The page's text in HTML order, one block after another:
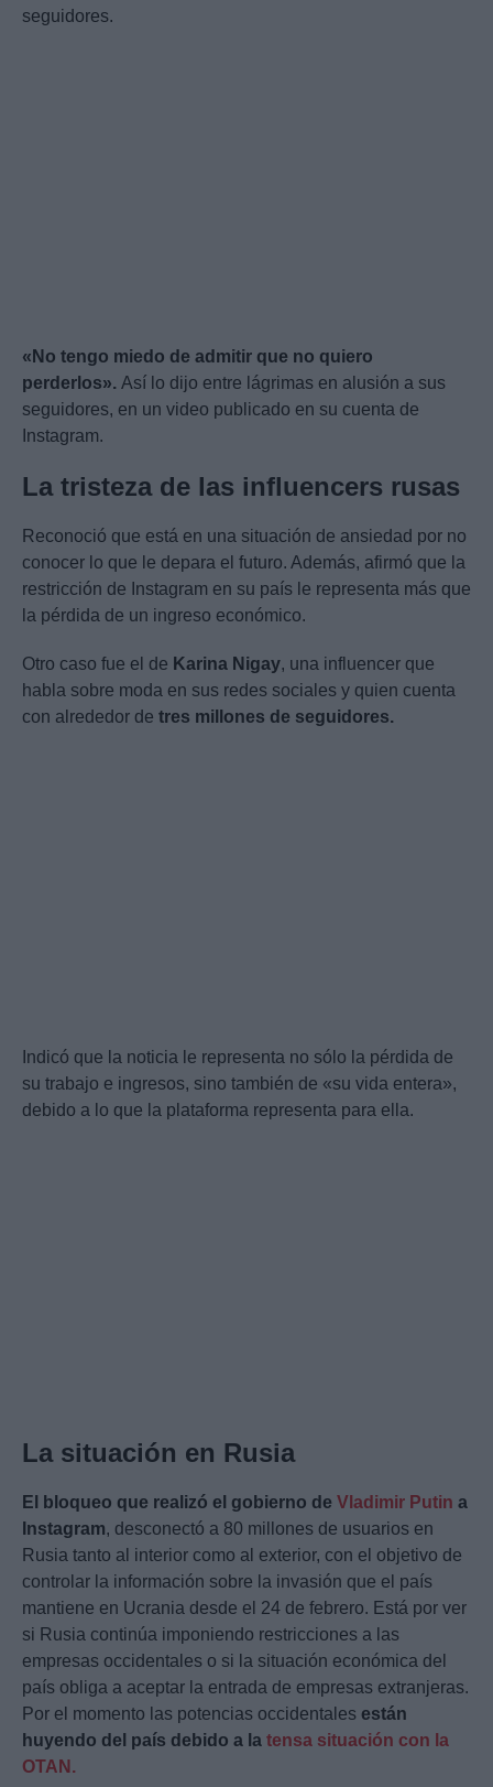
seguidores.
«No tengo miedo de admitir que no quiero
perderlos». Así lo dijo entre lágrimas en alusión a sus
seguidores, en un video publicado en su cuenta de
Instagram.
La tristeza de las influencers rusas
Reconoció que está en una situación de ansiedad por no
conocer lo que le depara el futuro. Además, afirmó que la
restricción de Instagram en su país le representa más que
la pérdida de un ingreso económico.
Otro caso fue el de Karina Nigay, una influencer que
habla sobre moda en sus redes sociales y quien cuenta
con alrededor de tres millones de seguidores.
Indicó que la noticia le representa no sólo la pérdida de
su trabajo e ingresos, sino también de «su vida entera»,
debido a lo que la plataforma representa para ella.
La situación en Rusia
El bloqueo que realizó el gobierno de Vladimir Putin a
Instagram, desconectó a 80 millones de usuarios en
Rusia tanto al interior como al exterior, con el objetivo de
controlar la información sobre la invasión que el país
mantiene en Ucrania desde el 24 de febrero. Está por ver
si Rusia continúa imponiendo restricciones a las
empresas occidentales o si la situación económica del
país obliga a aceptar la entrada de empresas extranjeras.
Por el momento las potencias occidentales están
huyendo del país debido a la tensa situación con la
OTAN.